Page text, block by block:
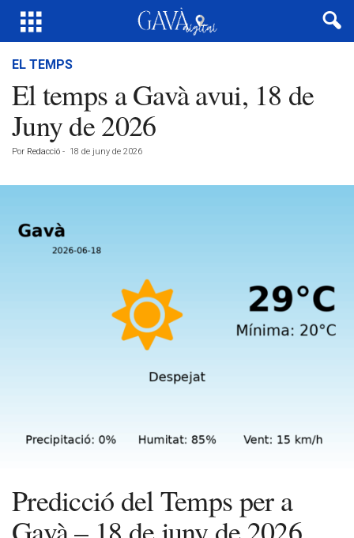
EL TEMPS
El temps a Gavà avui, 18 de
Juny de 2026
Por Redacció - 18 de juny de 2026
Predicció del Temps per a